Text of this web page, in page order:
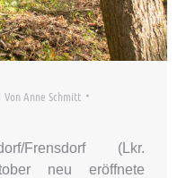
Von Anne Schmitt
Frensdorf (Lkr.
neu eröffnete